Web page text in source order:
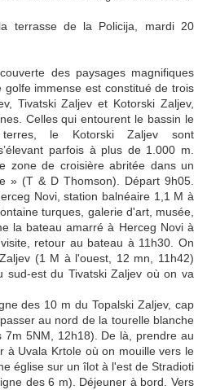
des paysages magnifiques
golfe immense est constitué de trois
Tivatski Zaljev et Kotorski Zaljev,
Celles qui entourent le bassin le
le Kotorski Zaljev sont
parfois à plus de 1.000 m.
zone de croisière abritée dans un
» (T & D Thomson). Départ 9h05.
Novi, station balnéaire 1,1 M à
turques, galerie d'art, musée,
la bateau amarré à Herceg Novi à
retour au bateau à 11h30. On
(1 M à l'ouest, 12 mn, 11h42)
sud-est du Tivatski Zaljev où on va
des 10 m du Topalski Zaljev, cap
au nord de la tourelle blanche
5NM, 12h18). De là, prendre au
à Uvala Krtole où on mouille vers le
église sur un îlot à l'est de Stradioti
des 6 m). Déjeuner à bord. Vers